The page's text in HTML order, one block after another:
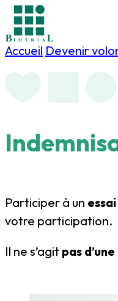
Accueil Devenir
Participer à un
votre participation.
Il ne s’agit pas